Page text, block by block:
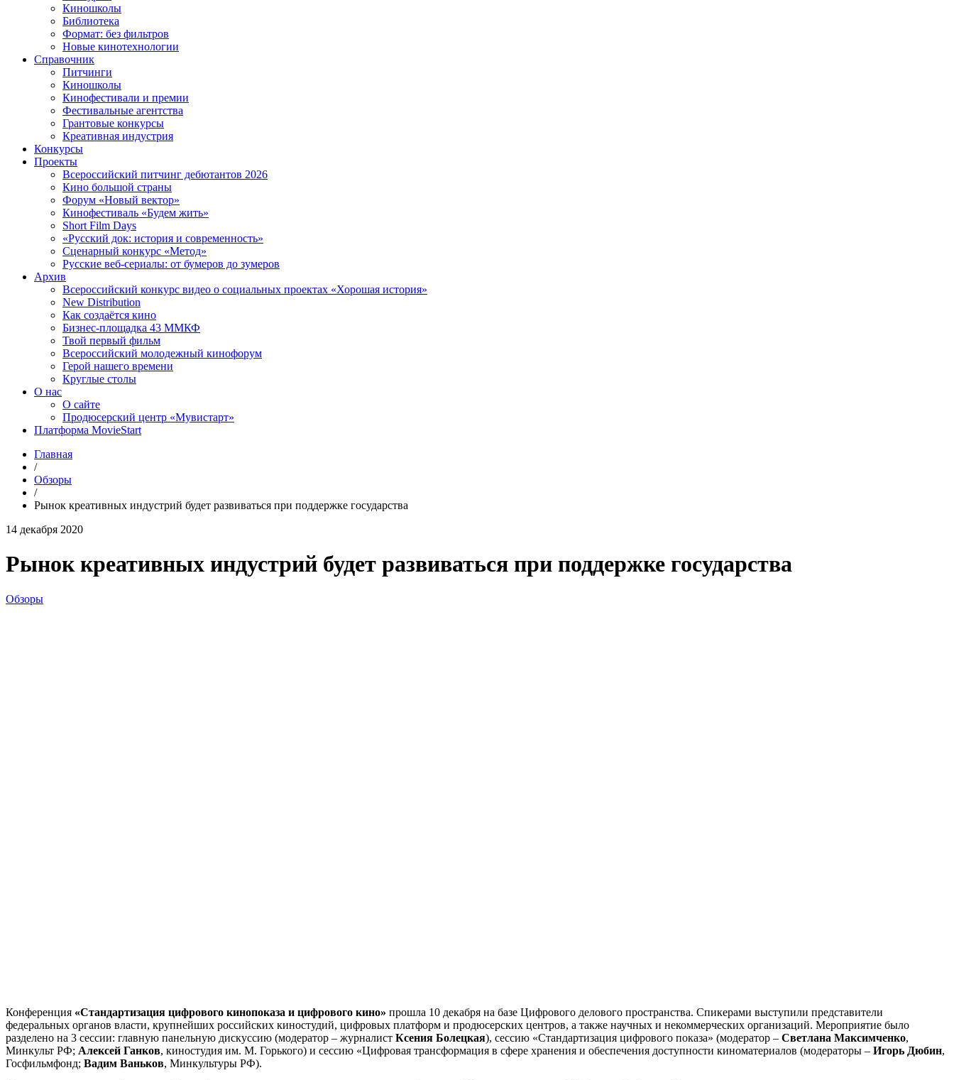
Киношколы
Библиотека
Формат: без фильтров
Новые кинотехнологии
Справочник
Питчинги
Киношколы
Кинофестивали и премии
Фестивальные агентства
Грантовые конкурсы
Креативная индустрия
Конкурсы
Проекты
Всероссийский питчинг дебютантов 2026
Кино большой страны
Форум «Новый вектор»
Кинофестиваль «Будем жить»
Short Film Days
«Русский док: история и современность»
Сценарный конкурс «Метод»
Русские веб-сериалы: от бумеров до зумеров
Архив
Всероссийский конкурс видео о социальных проектах «Хорошая история»
New Distribution
Как создаётся кино
Бизнес-площадка 43 ММКФ
Твой первый фильм
Всероссийский молодежный кинофорум
Герой нашего времени
Круглые столы
О нас
О сайте
Продюсерский центр «Мувистарт»
Платформа MovieStart
Главная
/
Обзоры
/
Рынок креативных индустрий будет развиваться при поддержке государства
14 декабря 2020
Рынок креативных индустрий будет развиваться при поддержке государства
Обзоры
Конференция «Стандартизация цифрового кинопоказа и цифрового кино» прошла 10 декабря на базе Цифрового делового пространства. Спикерами выступили представители
федеральных органов власти, крупнейших российских киностудий, цифровых платформ и продюсерских центров, а также научных и некоммерческих организаций. Мероприятие было
разделено на 3 сессии: главную панельную дискуссию (модератор – журналист Ксения Болецкая), сессию «Стандартизация цифрового показа» (модератор – Светлана Максимченко,
Минкульт РФ; Алексей Ганков, киностудия им. М. Горького) и сессию «Цифровая трансформация в сфере хранения и обеспечения доступности киноматериалов (модераторы – Игорь Дюбин,
Госфильмфонд; Вадим Ваньков, Минкультуры РФ).